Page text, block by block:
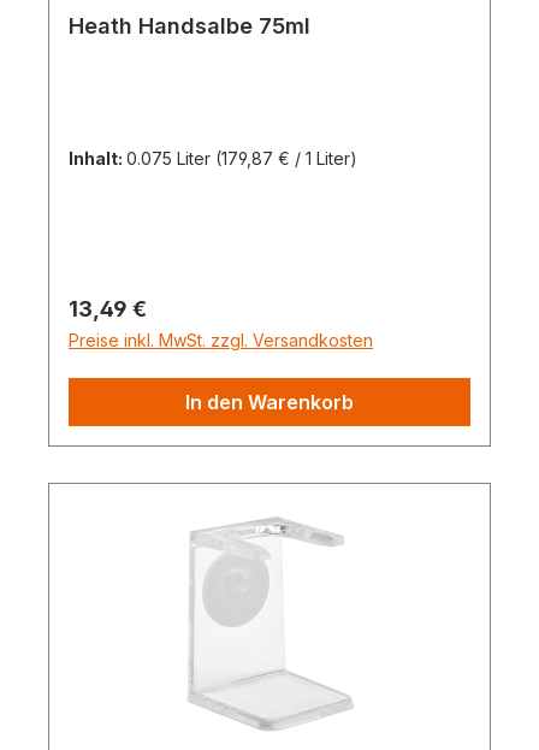
Heath Handsalbe 75ml
Inhalt: 0.075 Liter (179,87 € / 1 Liter)
Regulärer Preis:
13,49 €
Preise inkl. MwSt. zzgl. Versandkosten
In den Warenkorb